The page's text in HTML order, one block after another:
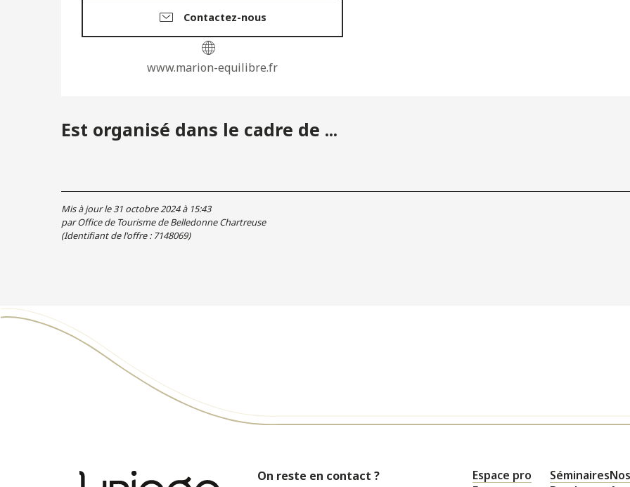
Contactez-nous
www.marion-equilibre.fr
Est organisé dans le cadre de ...
Mis à jour le 31 octobre 2024 à 15:43
par Office de Tourisme de Belledonne Chartreuse
(Identifiant de l'offre : 7148069)
On reste en contact ?
Espace pro
Séminaires